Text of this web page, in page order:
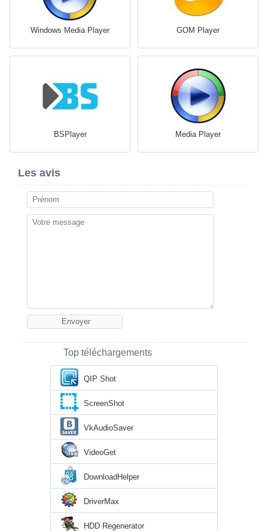
Windows Media Player GOM Player
BSPlayer Media Player
Les avis
Top téléchargements
QIP Shot
ScreenShot
VkAudioSaver
VideoGet
DownloadHelper
DriverMax
HDD Regenerator